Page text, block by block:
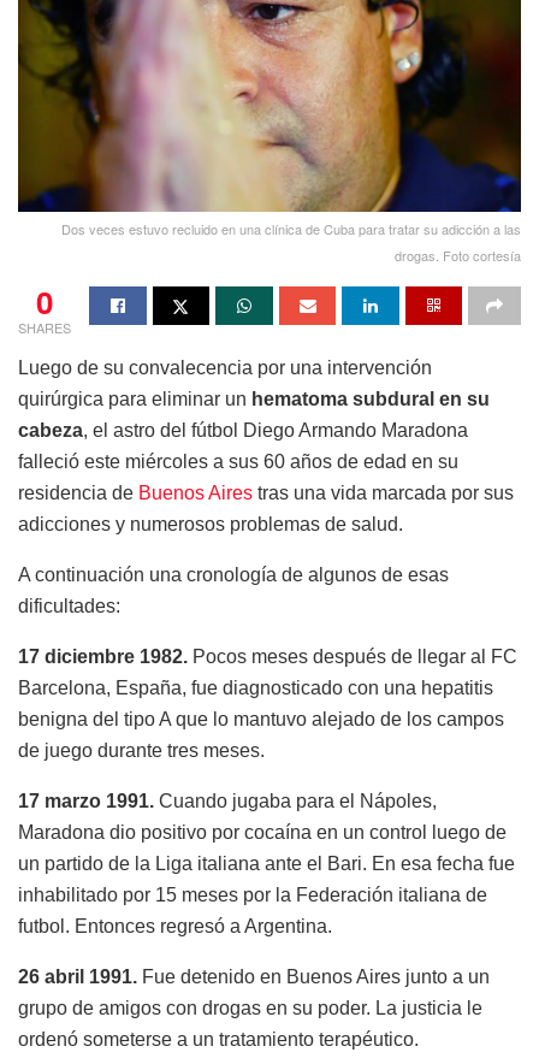
Dos veces estuvo recluido en una clínica de Cuba para tratar su adicción a las
drogas. Foto cortesía
0
SHARES
Luego de su convalecencia por una intervención
quirúrgica para eliminar un hematoma subdural en su
cabeza, el astro del fútbol Diego Armando Maradona
falleció este miércoles a sus 60 años de edad en su
residencia de Buenos Aires tras una vida marcada por sus
adicciones y numerosos problemas de salud.
A continuación una cronología de algunos de esas
dificultades:
17 diciembre 1982. Pocos meses después de llegar al FC
Barcelona, España, fue diagnosticado con una hepatitis
benigna del tipo A que lo mantuvo alejado de los campos
de juego durante tres meses.
17 marzo 1991. Cuando jugaba para el Nápoles,
Maradona dio positivo por cocaína en un control luego de
un partido de la Liga italiana ante el Bari. En esa fecha fue
inhabilitado por 15 meses por la Federación italiana de
futbol. Entonces regresó a Argentina.
26 abril 1991. Fue detenido en Buenos Aires junto a un
grupo de amigos con drogas en su poder. La justicia le
ordenó someterse a un tratamiento terapéutico.